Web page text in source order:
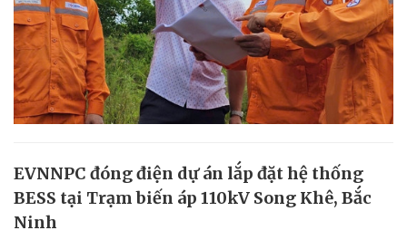
EVNNPC đóng điện dự án lắp đặt hệ thống
BESS tại Trạm biến áp 110kV Song Khê, Bắc
Ninh